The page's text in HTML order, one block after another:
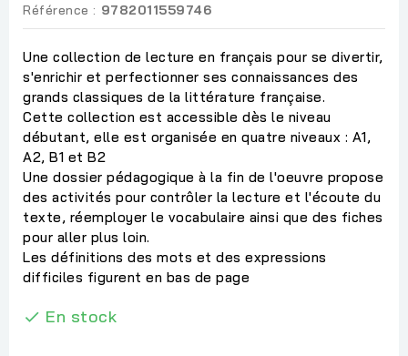
Référence : 9782011559746
Une collection de lecture en français pour se divertir,
s'enrichir et perfectionner ses connaissances des
grands classiques de la littérature française.
Cette collection est accessible dès le niveau
débutant, elle est organisée en quatre niveaux : A1,
A2, B1 et B2
Une dossier pédagogique à la fin de l'oeuvre propose
des activités pour contrôler la lecture et l'écoute du
texte, réemployer le vocabulaire ainsi que des fiches
pour aller plus loin.
Les définitions des mots et des expressions
difficiles figurent en bas de page
 En stock